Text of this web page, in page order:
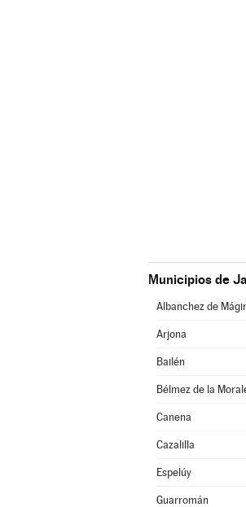
Municipios de
Albanchez de
Arjona
Bailén
Bélmez de la
Canena
Cazalilla
Espelúy
Guarromán